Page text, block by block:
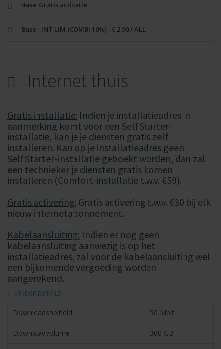
Base: Gratis activatie
Base - INT LIM (COMBI 10%) - € 2.90 / ALL
Internet thuis
Gratis installatie: Indien je installatieadres in
aanmerking komt voor een Self Starter-
installatie, kan je je diensten gratis zelf
installeren. Kan op je installatieadres geen
Self Starter-installatie geboekt worden, dan zal
een technieker je diensten gratis komen
installeren (Comfort-installatie t.w.v. €59).
Gratis activering: Gratis activering t.w.v. €30 bij elk
nieuw internetabonnement.
Kabelaansluiting: Indien er nog geen
kabelaansluiting aanwezig is op het
installatieadres, zal voor de kabelaansluiting wel
een bijkomende vergoeding worden
aangerekend.
MINDER DETAILS
Downloadsnelheid 50 Mbit
Downloadvolume 300 GB